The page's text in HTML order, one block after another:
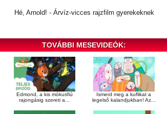
Hé, Arnold! - Árvíz-vicces rajzfilm gyerekeknek
TOVÁBBI MESEVIDEÓK:
Edmond, a kis mókusfiú
rajongásig szereti a...
Ismerd meg a kuflikat a
legelső kalandjukban! Az...